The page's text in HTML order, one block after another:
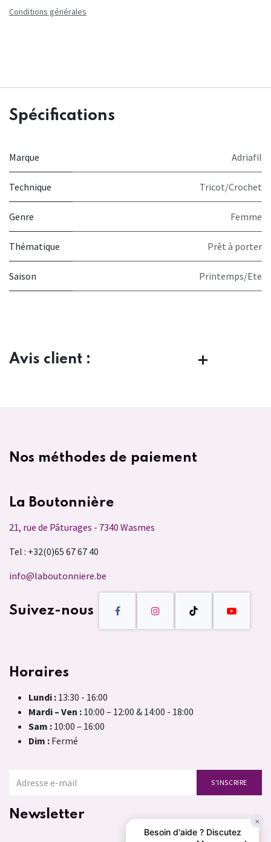
Conditions générales
Spécifications
Marque Adriafil
Technique Tricot/Crochet
Genre Femme
Thématique Prêt à porter
Saison Printemps/Ete
Avis client :
Nos méthodes de paiement
La Boutonnière
21, rue de Pâturages - 7340 Wasmes
Tel : +32(0)65 67 67 40
info@laboutonniere.be
Suivez-nous
Horaires
Lundi : 13:30 - 16:00
Mardi – Ven : 10:00 – 12:00 & 14:00 - 18:00
Sam : 10:00 – 16:00
Dim : Fermé
S'INSCRIRE
Newsletter ×
Besoin d'aide ? Discutez